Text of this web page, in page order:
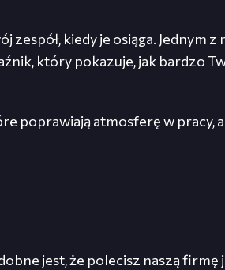
kiedy je osiąga. Jednym z
który pokazuje, jak bardzo
poprawiają atmosferę w pracy,
jest, że polecisz naszą firmę